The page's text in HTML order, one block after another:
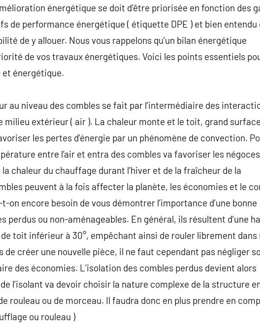
énergétique se doit d’être priorisée en fonction des
de performance énergétique ( étiquette DPE ) et bien entendu
de y allouer. Nous vous rappelons qu’un bilan énergétique
de vos travaux énergétiques. Voici les points essentiels
énergétique.
au niveau des combles se fait par l’intermédiaire des
milieu extérieur ( air ). La chaleur monte et le toit, grand
les pertes d’énergie par un phénomène de convection.
entre l’air et entra des combles va favoriser les
chaleur du chauffage durant l’hiver et de la fraîcheur de la
peuvent à la fois affecter la planète, les économies et le
encore besoin de vous démontrer l’importance d’une bonne
perdus ou non-aménageables. En général, ils résultent d’une
toit inférieur à 30°, empêchant ainsi de rouler librement dans
de créer une nouvelle pièce, il ne faut cependant pas négliger
des économies. L’isolation des combles perdus devient alors
l’isolant va devoir choisir la nature complexe de la structure
rouleau ou de morceau. Il faudra donc en plus prendre en
ou rouleau )